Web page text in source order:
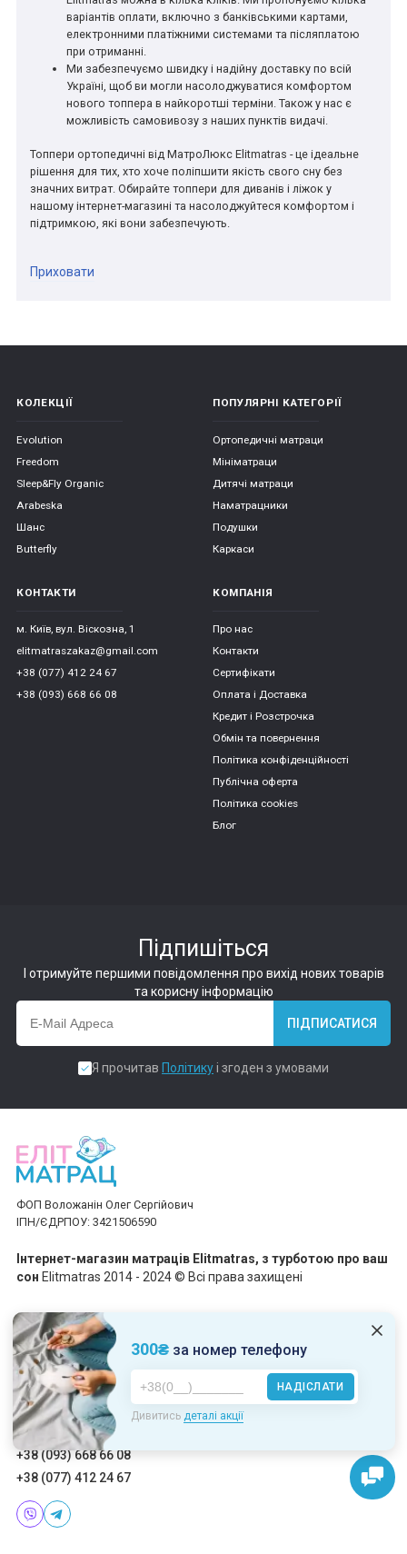
варіантів оплати, включно з банківськими картами,
електронними платіжними системами та післяплатою
при отриманні.
Ми забезпечуємо швидку і надійну доставку по всій
Україні, щоб ви могли насолоджуватися комфортом
нового топпера в найкоротші терміни. Також у нас є
можливість самовивозу з наших пунктів видачі.
Топпери ортопедичні від МатроЛюкс Elitmatras - це ідеальне
рішення для тих, хто хоче поліпшити якість свого сну без
значних витрат. Обирайте топпери для диванів і ліжок у
нашому інтернет-магазині та насолоджуйтеся комфортом і
підтримкою, які вони забезпечують.
Приховати
300₴за номер телефону
НАДІСЛАТИ
Дивитись деталі акції
КОЛЕКЦІЇ
Evolution
Freedom
Sleep&Fly Organic
Arabeska
Шанс
Butterfly
ПОПУЛЯРНІ КАТЕГОРІЇ
Ортопедичні матраци
Мініматраци
Дитячі матраци
Наматрацники
Подушки
Каркаси
КОНТАКТИ
м. Київ, вул. Віскозна, 1
elitmatraszakaz@gmail.com
+38 (077) 412 24 67
+38 (093) 668 66 08
КОМПАНІЯ
Про нас
Контакти
Сертифікати
Оплата і Доставка
Кредит і Розстрочка
Обмін та повернення
Політика конфіденційності
Публічна оферта
Політика cookies
Блог
Підпишіться
І отримуйте першими повідомлення про вихід нових товарів
та корисну інформацію
ПІДПИСАТИСЯ
Я прочитав Політикуі згоден з умовами
ФОП Воложанін Олег Сергійович
ІПН/ЄДРПОУ: 3421506590
Інтернет-магазин матраців Elitmatras, з турботою про ваш
сон Elitmatras 2014 - 2024 © Всі права захищені
Приймаємо платежі
Пн-Пт: 10:00 - 19:00
Сб-Нд: 10:00 - 17:00
+38 (093) 668 66 08
+38 (077) 412 24 67